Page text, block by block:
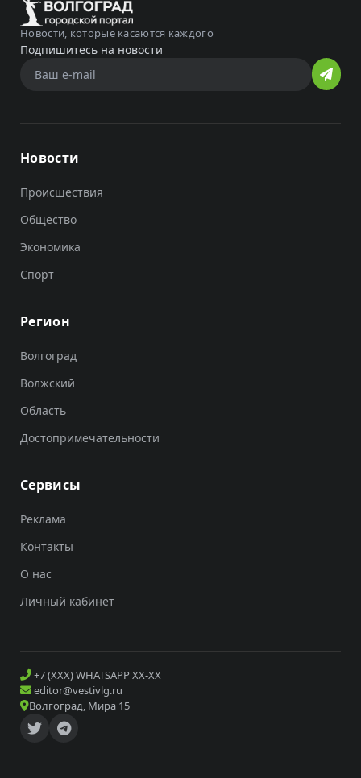
Новости, которые касаются каждого
Подпишитесь на новости
Новости
Происшествия
Общество
Экономика
Спорт
Регион
Волгоград
Волжский
Область
Достопримечательности
Сервисы
Реклама
Контакты
О нас
Личный кабинет
+7 (XXX) WHATSAPP XX-XX
editor@vestivlg.ru
Волгоград, Мира 15